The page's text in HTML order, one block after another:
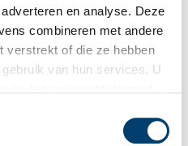
en analyse. Deze
combineren met andere
verstrekt of die ze hebben
van hun services. U